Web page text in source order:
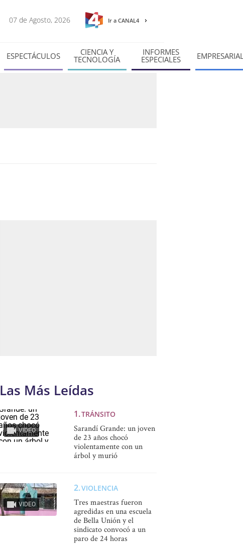
07 de Agosto, 2026 Ir a CANAL4
ESPECTÁCULOS CIENCIA Y
TECNOLOGÍA
INFORMES
ESPECIALES
Las Más Leídas
VIDEO
TRÁNSITO
Sarandí Grande: un joven
de 23 años chocó
violentamente con un
árbol y murió
VIDEO
VIOLENCIA
Tres maestras fueron
agredidas en una escuela
de Bella Unión y el
sindicato convocó a un
paro de 24 horas